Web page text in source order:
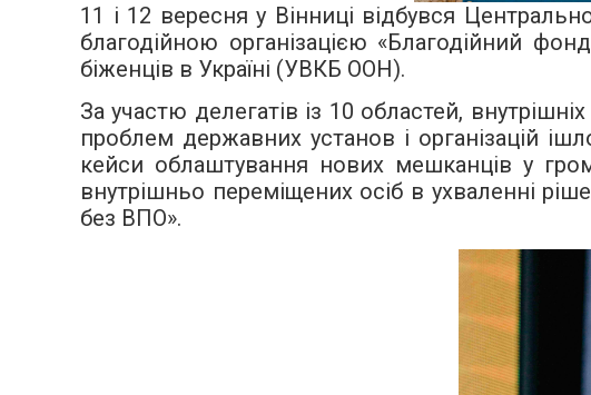
11 і 12 вересня у Вінниці відбувся
благодійною організацією «Благодійний
біженців в Україні (УВКБ ООН).
За участю делегатів із 10 областей,
проблем державних установ і організацій
кейси облаштування нових мешканців у
внутрішньо переміщених осіб в ухваленні
без ВПО».